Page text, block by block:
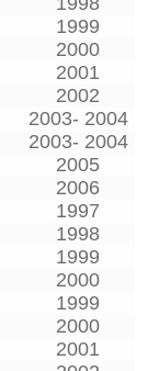
1999
2000
2001
2002
2003- 2004
2003- 2004
2005
2006
1997
1998
1999
2000
1999
2000
2001